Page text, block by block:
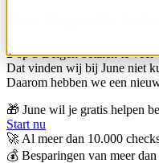
2 op 3 Belgen betalen te veel
Dat vinden wij bij June niet
Daarom hebben we een
🎁 June wil je gratis helpen
Start nu
🚀 Al meer dan 10.000
💰 Besparingen van meer